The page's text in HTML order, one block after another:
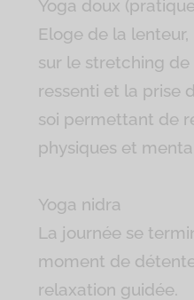
Yoga doux
Eloge de la
sur le stretching
ressenti et la prise
soi permettant de
physiques et
Yoga nidra
La journée se
moment de
relaxation guidée.